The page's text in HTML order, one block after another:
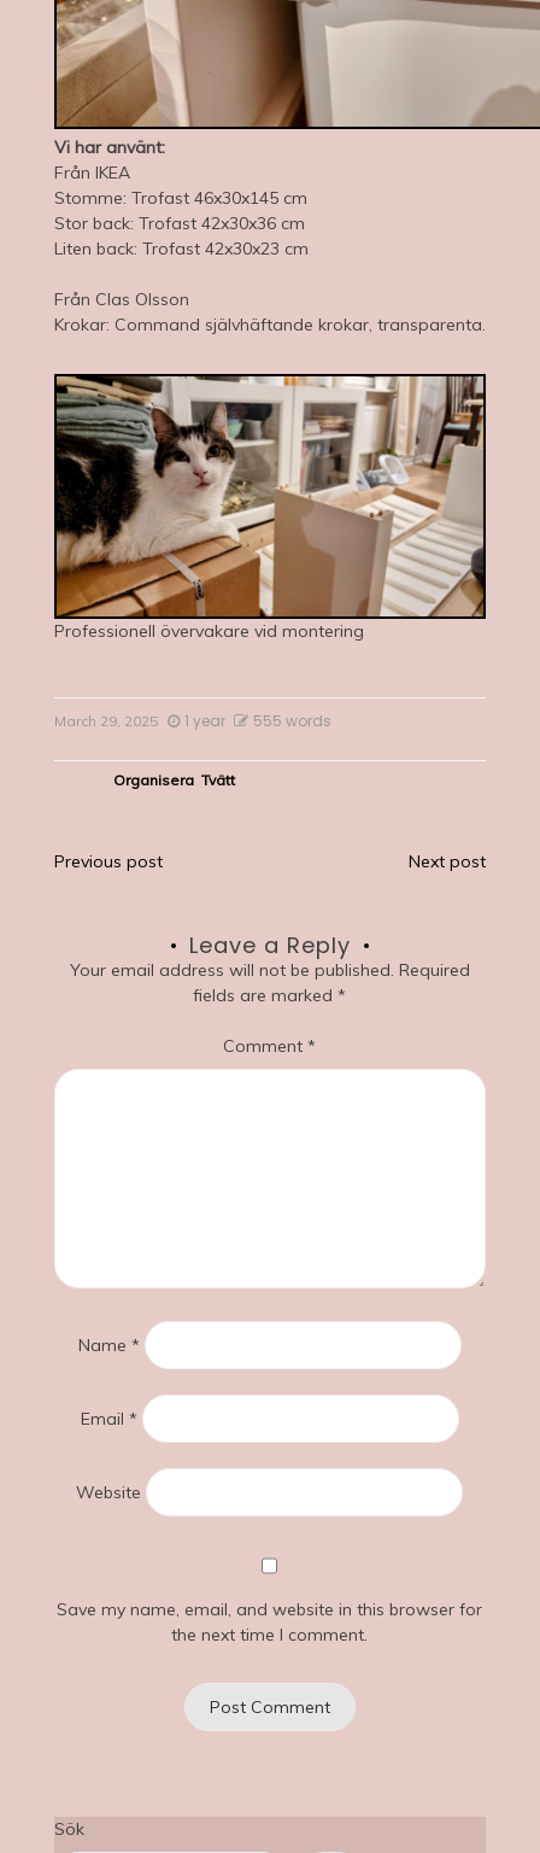
Vi har använt:
Från IKEA
Stomme: Trofast 46x30x145 cm
Stor back: Trofast 42x30x36 cm
Liten back: Trofast 42x30x23 cm
Från Clas Olsson
Krokar: Command självhäftande krokar, transparenta.
Professionell övervakare vid montering
March 29, 2025 1 year 555 words
Organisera, Tvätt
Post
Previous post Next post
Leave a Reply
Your email address will not be published. Required
fields are marked*
Comment*
Name *
Email *
Website
Save my name, email, and website in this browser for
the next time I comment.
Sök